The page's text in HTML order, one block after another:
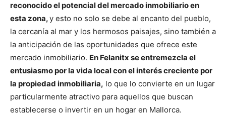
reconocido el potencial del mercado inmobiliario en
esta zona,y esto no solo se debe al encanto del pueblo,
la cercanía al mar y los hermosos paisajes, sino también a
la anticipación de las oportunidades que ofrece este
mercado inmobiliario. En Felanitx se entremezcla el
entusiasmo por la vida local con el interés creciente por
la propiedad inmobiliaria, lo que lo convierte en un lugar
particularmente atractivo para aquellos que buscan
establecerse o invertir en un hogar en Mallorca.